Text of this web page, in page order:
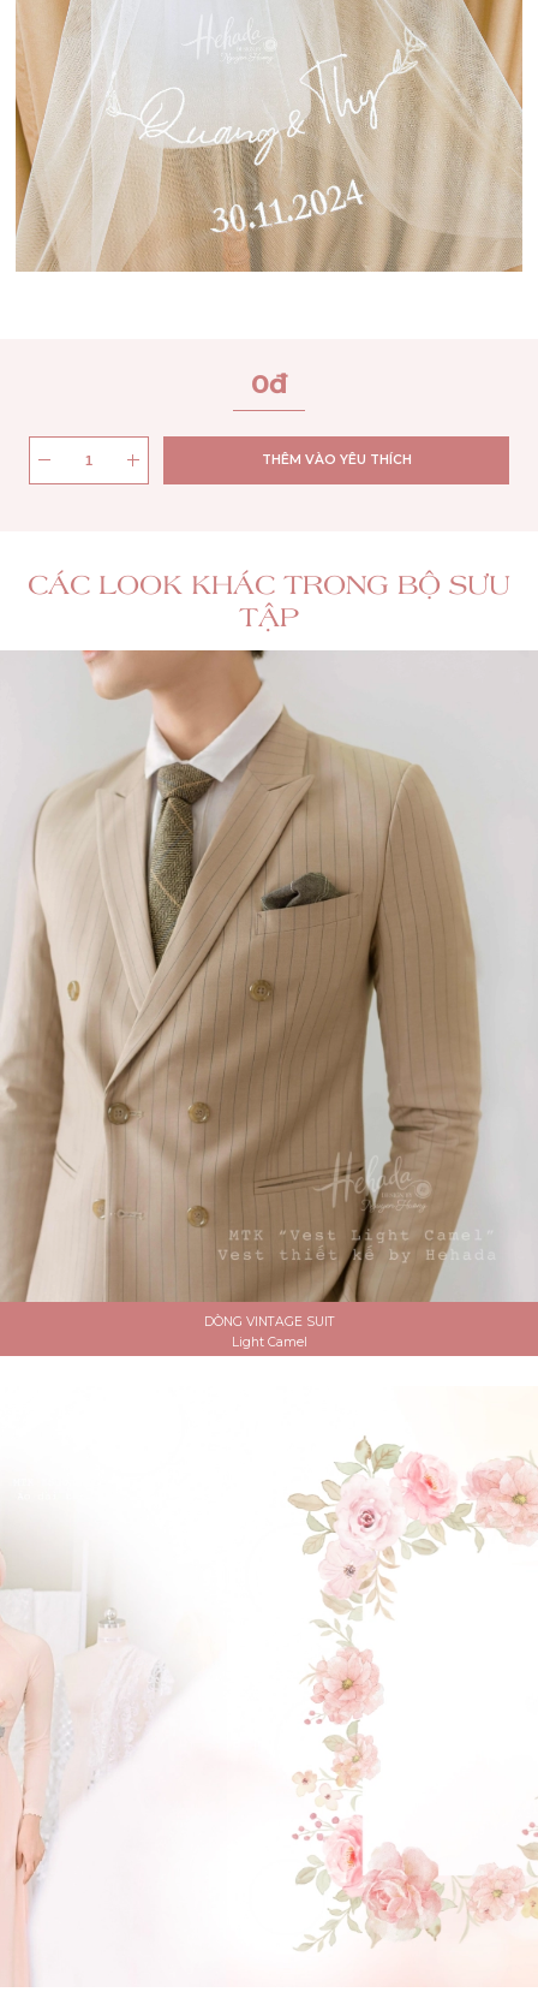
0đ
THÊM VÀO YÊU THÍCH
CÁC LOOK KHÁC TRONG BỘ SƯU
TẬP
DÒNG VINTAGE SUIT
Light Camel
ĐẶT LỊCH HẸN
GẬT ĐẦU NHÉ NÀNG !
(Click vào đây để He và Nàng có 1 cuộc hẹn nà)